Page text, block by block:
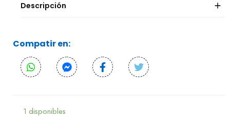
Descripción
Compatir en:
1 disponibles